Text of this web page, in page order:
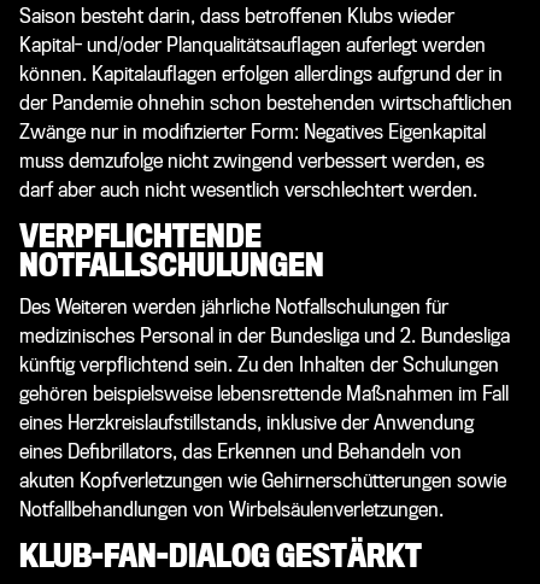
Saison besteht darin, dass betroffenen Klubs wieder
Kapital- und/oder Planqualitätsauflagen auferlegt werden
können. Kapitalauflagen erfolgen allerdings aufgrund der in
der Pandemie ohnehin schon bestehenden wirtschaftlichen
Zwänge nur in modifizierter Form: Negatives Eigenkapital
muss demzufolge nicht zwingend verbessert werden, es
darf aber auch nicht wesentlich verschlechtert werden.
VERPFLICHTENDE
NOTFALLSCHULUNGEN
Des Weiteren werden jährliche Notfallschulungen für
medizinisches Personal in der Bundesliga und 2. Bundesliga
künftig verpflichtend sein. Zu den Inhalten der Schulungen
gehören beispielsweise lebensrettende Maßnahmen im Fall
eines Herzkreislaufstillstands, inklusive der Anwendung
eines Defibrillators, das Erkennen und Behandeln von
akuten Kopfverletzungen wie Gehirnerschütterungen sowie
Notfallbehandlungen von Wirbelsäulenverletzungen.
KLUB-FAN-DIALOG GESTÄRKT